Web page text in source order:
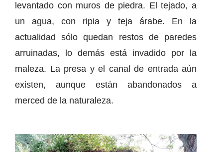
levantado con muros de piedra. El tejado, a
un agua, con ripia y teja árabe. En la
actualidad sólo quedan restos de paredes
arruinadas, lo demás está invadido por la
maleza. La presa y el canal de entrada aún
existen, aunque están abandonados a
merced de la naturaleza.